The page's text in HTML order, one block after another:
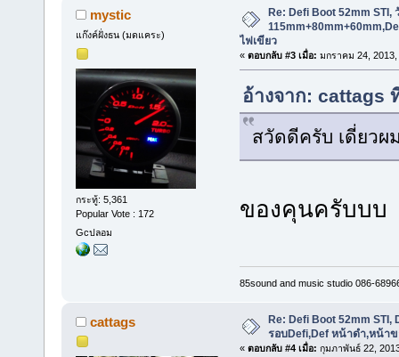
mystic
แก๊งค์ฝั่งธน (มดแคระ)
กระทู้: 5,361
Popular Vote : 172
Gcปลอม
Re: Defi Boot 52mm STI,
ไฟเขียว
« ตอบกลับ #3 เมื่อ: มกราคม 24, 2013,
อ้างจาก: cattags
สวัดดีครับ เดี่ยวผ
ของคุนครับบบ
85sound and music studio 086-
cattags
Re: Defi Boot 52mm STI,
รอบDefi,Def หน้าดำ,หน้า
« ตอบกลับ #4 เมื่อ: กุมภาพันธ์ 22,